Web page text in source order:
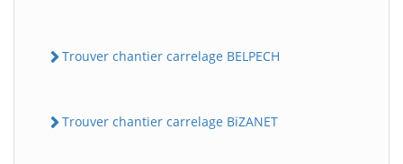
Trouver chantier carrelage BELPECH
Trouver chantier carrelage BiZANET